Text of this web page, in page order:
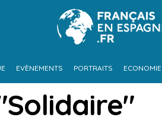
EVÈNEMENTS PORTRAITS ECONOMIE